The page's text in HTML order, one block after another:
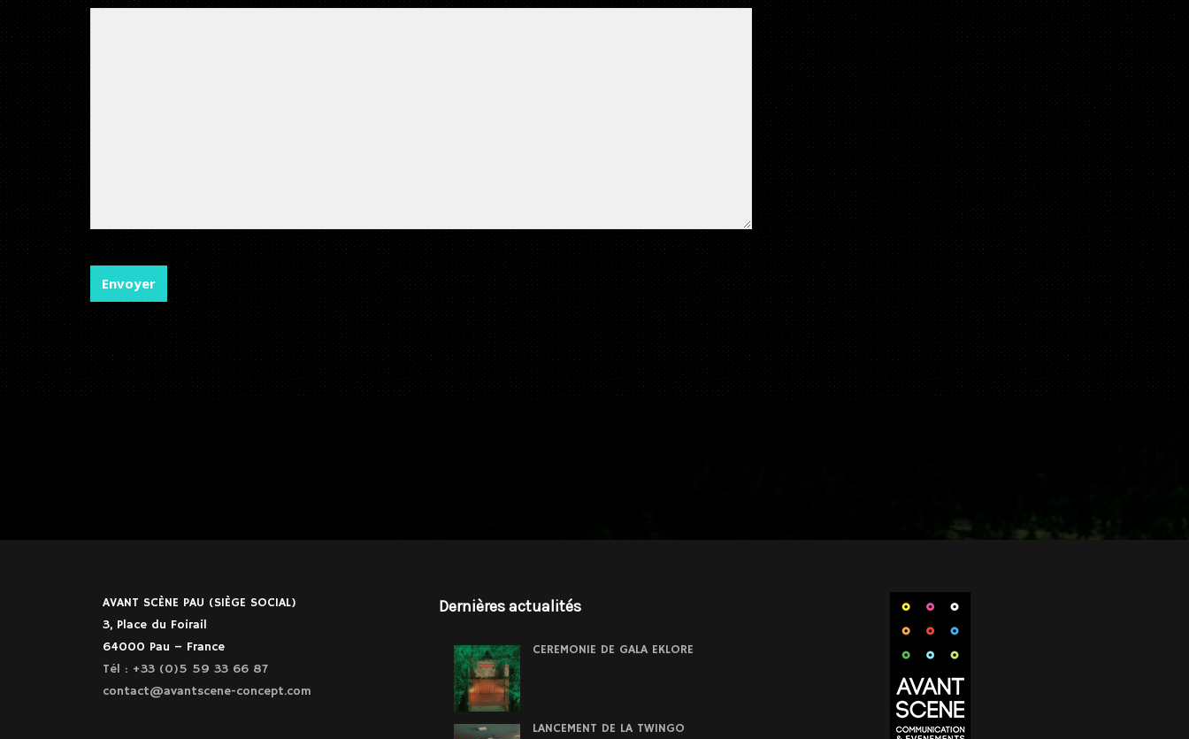
AVANT SCÈNE PAU (SIÈGE SOCIAL)
3, Place du Foirail
64000 Pau – France
Tél : +33 (0)5 59 33 66 87
contact@avantscene-concept.com
Dernières actualités
CEREMONIE DE GALA EKLORE
LANCEMENT DE LA TWINGO